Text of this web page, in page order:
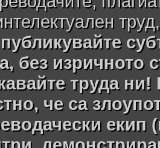
без изричното
труда ни!
че са
екип